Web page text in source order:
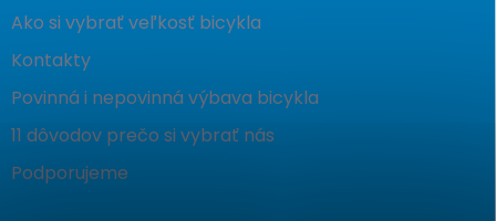
Ako si vybrať veľkosť bicykla
Kontakty
Povinná i nepovinná výbava bicykla
11 dôvodov prečo si vybrať nás
Podporujeme